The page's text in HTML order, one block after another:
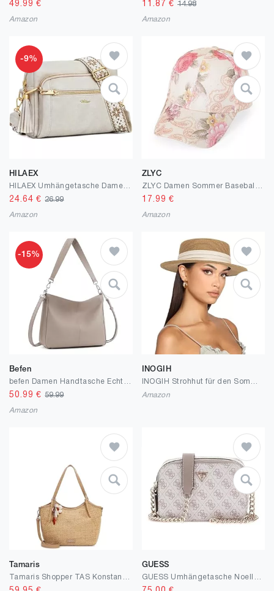
49.99 €
Amazon
11.87 € 14.98
Amazon
-9%
HILAEX
24.64 €26.99
Amazon
ZLYC
17.99 €
Amazon
-15%
Befen
50.99 €59.99
Amazon
INOGIH
Amazon
Tamaris
GUESS